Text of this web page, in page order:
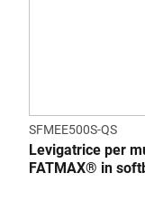
SFMEE500S-QS
Levigatrice per
FATMAX® in